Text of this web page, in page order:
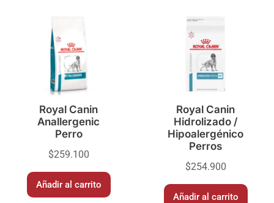
Royal Canin
Anallergenic
Perro
$259.100
Añadir al carrito
Royal Canin
Hidrolizado /
Hipoalergénico
Perros
$254.900
Añadir al carrito